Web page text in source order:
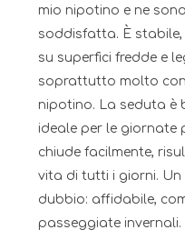
mio nipotino e ne
soddisfatta. È
su superfici fredde e
soprattutto molto
nipotino. La seduta è
ideale per le giornate
chiude facilmente,
vita di tutti i giorni. Un
dubbio: affidabile,
passeggiate